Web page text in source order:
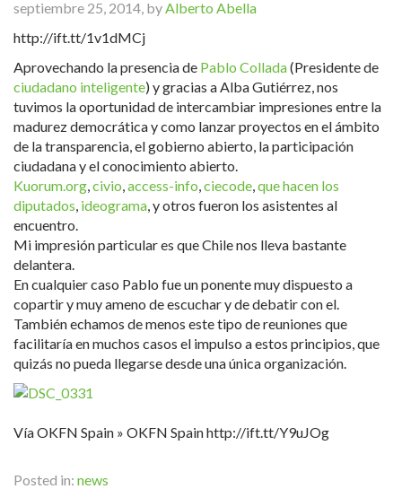
septiembre 25, 2014, byAlberto Abella
http://ift.tt/1v1dMCj
Aprovechando la presencia de Pablo Collada(Presidente de
ciudadano inteligente) y gracias a Alba Gutiérrez, nos
tuvimos la oportunidad de intercambiar impresiones entre la
madurez democrática y como lanzar proyectos en el ámbito
de la transparencia, el gobierno abierto, la participación
ciudadana y el conocimiento abierto.
Kuorum.org,civio,access-info,ciecode,que hacen los
diputados, ideograma, y otros fueron los asistentes al
encuentro.
Mi impresión particular es que Chile nos lleva bastante
delantera.
En cualquier caso Pablo fue un ponente muy dispuesto a
copartir y muy ameno de escuchar y de debatir con el.
También echamos de menos este tipo de reuniones que
facilitaría en muchos casos el impulso a estos principios, que
quizás no pueda llegarse desde una única organización.
Vía OKFN Spain » OKFN Spain http://ift.tt/Y9uJOg
Posted in: news